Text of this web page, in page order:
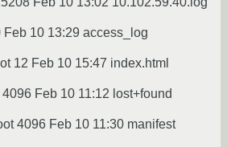
Feb 10 13:29 access_log
12 Feb 10 15:47 index.html
Feb 10 11:12 lost+found
4096 Feb 10 11:30 manifest